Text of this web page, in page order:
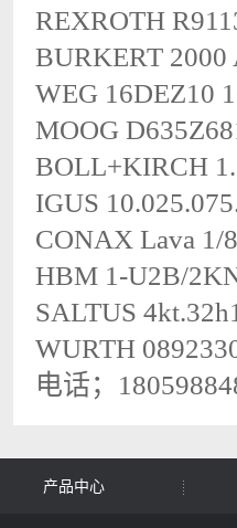
REXROTH
BURKERT 2000
WEG 16DEZ10
MOOG
BOLL+KIRCH
IGUS
CONAX Lava 1/
HBM 1-U2B/
SALTUS
WURTH
电话；
产品中心